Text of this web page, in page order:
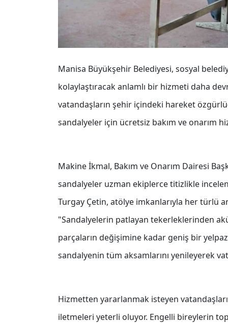
Manisa Büyükşehir Belediyesi, sosyal
kolaylaştıracak anlamlı bir hizmeti daha
vatandaşların şehir içindeki hareket
sandalyeler için ücretsiz bakım ve onarım
Makine İkmal, Bakım ve Onarım Dairesi
sandalyeler uzman ekiplerce titizlikle
Turgay Çetin, atölye imkanlarıyla her türlü
"Sandalyelerin patlayan tekerleklerinden
parçaların değişimine kadar geniş bir
sandalyenin tüm aksamlarını yenileyerek
Hizmetten yararlanmak isteyen
iletmeleri yeterli oluyor. Engelli bireylerin